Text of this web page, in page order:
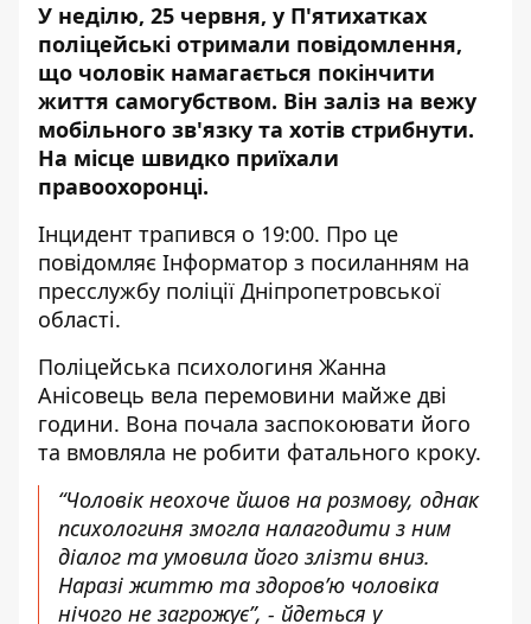
У неділю, 25 червня, у П'ятихатках
поліцейські отримали повідомлення,
що чоловік намагається покінчити
життя самогубством. Він заліз на вежу
мобільного зв'язку та хотів стрибнути.
На місце швидко приїхали
правоохоронці.
Інцидент трапився о 19:00. Про це
повідомляє Інформатор з посиланням на
пресслужбу поліції Дніпропетровської
області.
Поліцейська психологиня Жанна
Анісовець вела перемовини майже дві
години. Вона почала заспокоювати його
та вмовляла не робити фатального кроку.
“Чоловік неохоче йшов на розмову, однак
психологиня змогла налагодити з ним
діалог та умовила його злізти вниз.
Наразі життю та здоров’ю чоловіка
нічого не загрожує”, - йдеться у